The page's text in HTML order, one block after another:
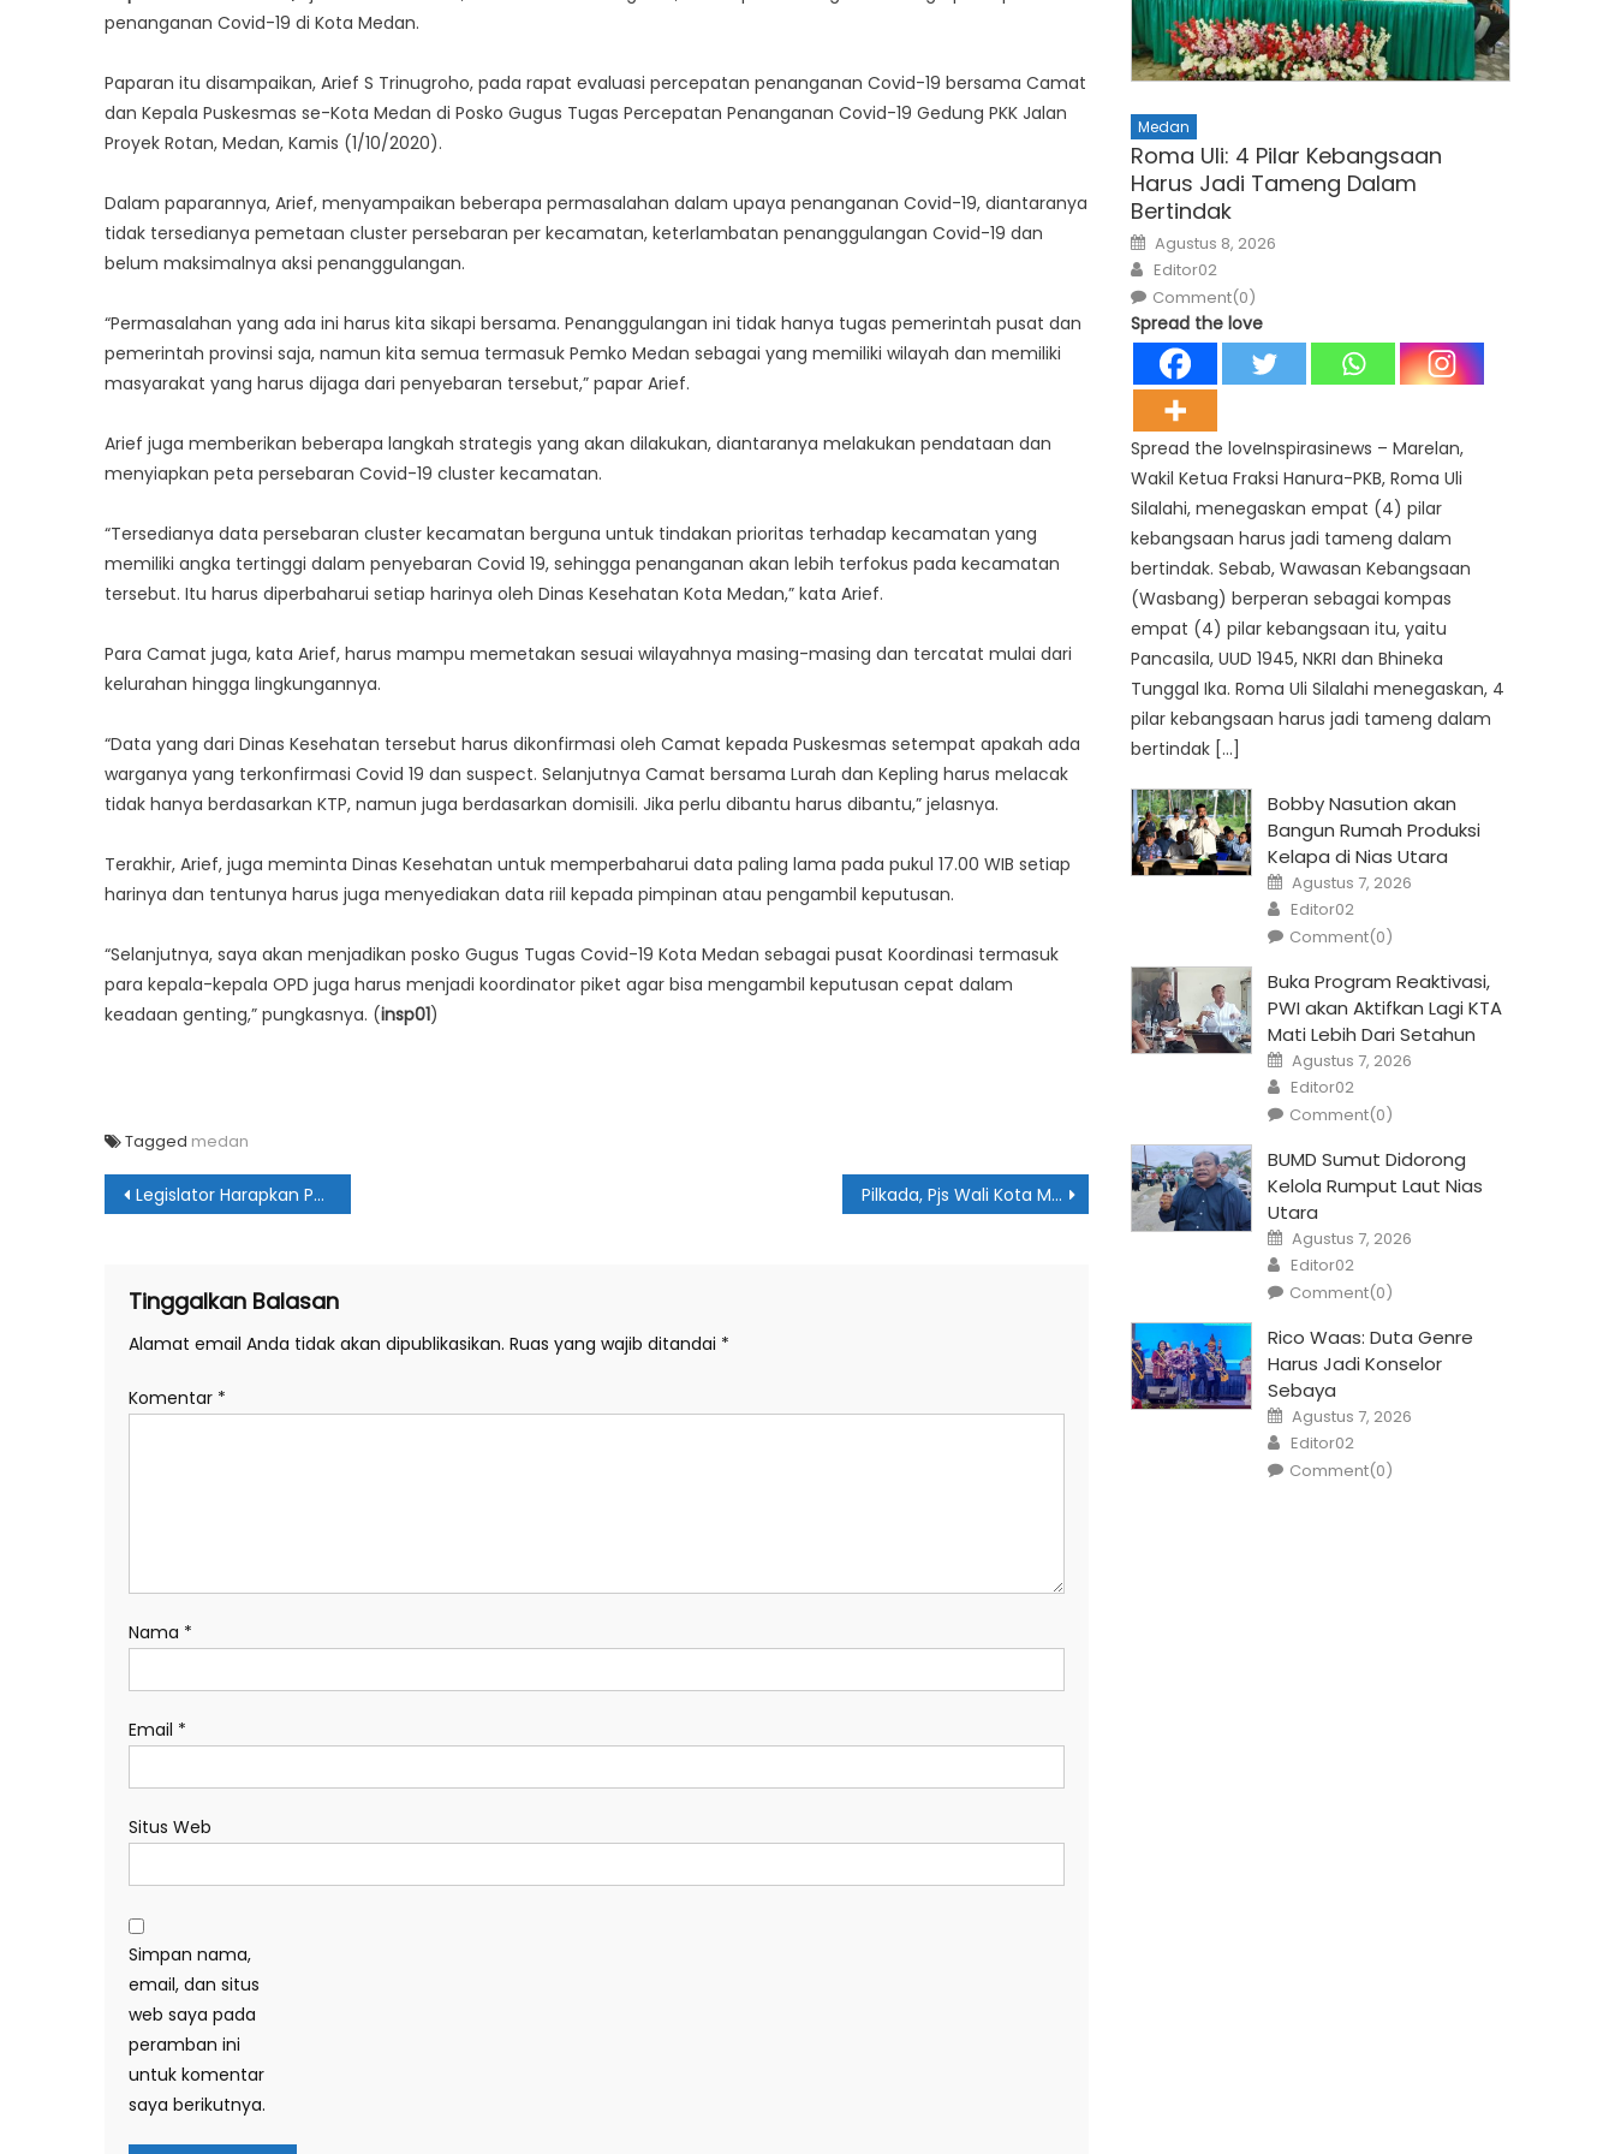
penanganan Covid-19 di Kota Medan.
Paparan itu disampaikan, Arief S Trinugroho, pada rapat evaluasi percepatan penanganan Covid-19 bersama Camat
dan Kepala Puskesmas se-Kota Medan di Posko Gugus Tugas Percepatan Penanganan Covid-19 Gedung PKK Jalan
Proyek Rotan, Medan, Kamis (1/10/2020).
Dalam paparannya, Arief, menyampaikan beberapa permasalahan dalam upaya penanganan Covid-19, diantaranya
tidak tersedianya pemetaan cluster persebaran per kecamatan, keterlambatan penanggulangan Covid-19 dan
belum maksimalnya aksi penanggulangan.
“Permasalahan yang ada ini harus kita sikapi bersama. Penanggulangan ini tidak hanya tugas pemerintah pusat dan
pemerintah provinsi saja, namun kita semua termasuk Pemko Medan sebagai yang memiliki wilayah dan memiliki
masyarakat yang harus dijaga dari penyebaran tersebut,” papar Arief.
Arief juga memberikan beberapa langkah strategis yang akan dilakukan, diantaranya melakukan pendataan dan
menyiapkan peta persebaran Covid-19 cluster kecamatan.
“Tersedianya data persebaran cluster kecamatan berguna untuk tindakan prioritas terhadap kecamatan yang
memiliki angka tertinggi dalam penyebaran Covid 19, sehingga penanganan akan lebih terfokus pada kecamatan
tersebut. Itu harus diperbaharui setiap harinya oleh Dinas Kesehatan Kota Medan,” kata Arief.
Para Camat juga, kata Arief, harus mampu memetakan sesuai wilayahnya masing-masing dan tercatat mulai dari
kelurahan hingga lingkungannya.
“Data yang dari Dinas Kesehatan tersebut harus dikonfirmasi oleh Camat kepada Puskesmas setempat apakah ada
warganya yang terkonfirmasi Covid 19 dan suspect. Selanjutnya Camat bersama Lurah dan Kepling harus melacak
tidak hanya berdasarkan KTP, namun juga berdasarkan domisili. Jika perlu dibantu harus dibantu,” jelasnya.
Terakhir, Arief, juga meminta Dinas Kesehatan untuk memperbaharui data paling lama pada pukul 17.00 WIB setiap
harinya dan tentunya harus juga menyediakan data riil kepada pimpinan atau pengambil keputusan.
“Selanjutnya, saya akan menjadikan posko Gugus Tugas Covid-19 Kota Medan sebagai pusat Koordinasi termasuk
para kepala-kepala OPD juga harus menjadi koordinator piket agar bisa mengambil keputusan cepat dalam
keadaan genting,” pungkasnya. (insp01)
Tagged medan
Navigasi
Legislator Harapkan Pemkot Medan Maksimal Laksanakan Perda Pilkada, Pjs Wali Kota Medan Ingatkan Netralitas ASN
Tinggalkan Balasan
Alamat email Anda tidak akan dipublikasikan. Ruas yang wajib ditandai *
Komentar *
Nama *
Email *
Situs Web
Simpan nama,
email, dan situs
web saya pada
peramban ini
untuk komentar
saya berikutnya.
Medan
Roma Uli: 4 Pilar Kebangsaan
Harus Jadi Tameng Dalam
Bertindak
Posted
on
Agustus 8, 2026
Author
Editor02
Comment(0)
Spread the love
Spread the loveInspirasinews – Marelan,
Wakil Ketua Fraksi Hanura-PKB, Roma Uli
Silalahi, menegaskan empat (4) pilar
kebangsaan harus jadi tameng dalam
bertindak. Sebab, Wawasan Kebangsaan
(Wasbang) berperan sebagai kompas
empat (4) pilar kebangsaan itu, yaitu
Pancasila, UUD 1945, NKRI dan Bhineka
Tunggal Ika. Roma Uli Silalahi menegaskan, 4
pilar kebangsaan harus jadi tameng dalam
bertindak […]
Bobby Nasution akan
Bangun Rumah Produksi
Kelapa di Nias Utara
Posted
on
Agustus 7, 2026
Author
Editor02
Comment(0)
Buka Program Reaktivasi,
PWI akan Aktifkan Lagi KTA
Mati Lebih Dari Setahun
Posted
on
Agustus 7, 2026
Author
Editor02
Comment(0)
BUMD Sumut Didorong
Kelola Rumput Laut Nias
Utara
Posted
on
Agustus 7, 2026
Author
Editor02
Comment(0)
Rico Waas: Duta Genre
Harus Jadi Konselor
Sebaya
Posted
on
Agustus 7, 2026
Author
Editor02
Comment(0)